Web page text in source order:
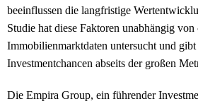
beeinflussen die langfristige
Studie hat diese Faktoren unabhängig von
Immobilienmarktdaten untersucht und
Investmentchancen abseits der großen
Die Empira Group, ein führender